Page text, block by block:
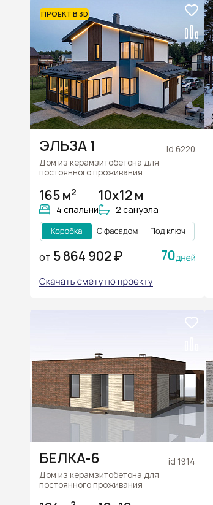
ЭЛЬЗА 1
id 6220
Дом из керамзитобетона для
постоянного проживания
165 м2
4 спальни
10x12 м
2 санузла
ОТ 5 864 902 ₽ 70
ПРОЕКТ В 3D
БЕЛКА-6
id 1914
Дом из керамзитобетона для
постоянного проживания